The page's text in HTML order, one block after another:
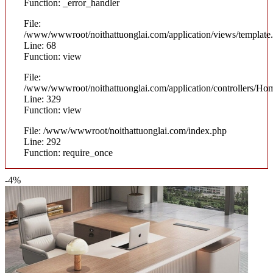
Function: _error_handler
File:
/www/wwwroot/noithattuonglai.com/application/views/
Line: 68
Function: view
File:
/www/wwwroot/noithattuonglai.com/application/controllers/
Line: 329
Function: view
File: /www/wwwroot/noithattuonglai.com/index.php
Line: 292
Function: require_once
-4%